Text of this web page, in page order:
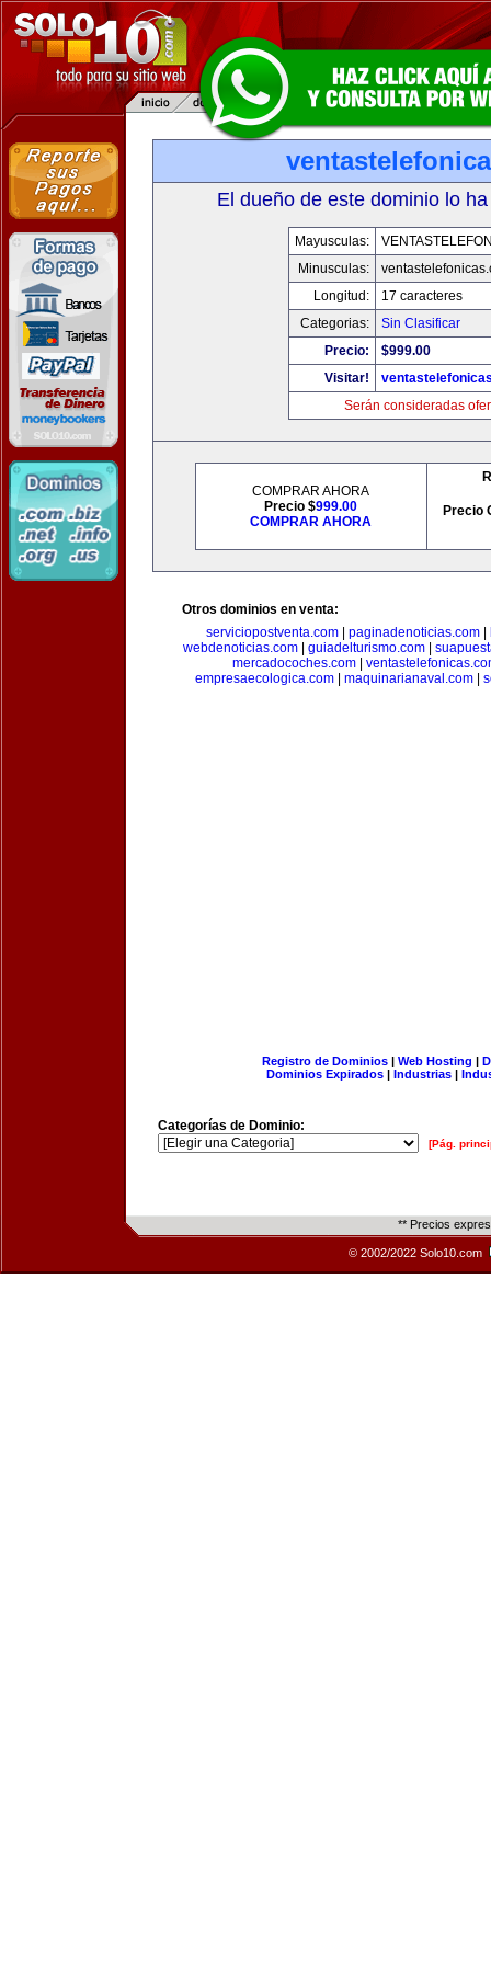
El dueño de este dominio lo
Mayusculas:
Minusculas:
Longitud:
17 caracteres
Categorias:
Sin Clasificar
Precio:
$999.00
Visitar!
Serán consideradas
COMPRAR AHORA
Precio $999.00
COMPRAR AHORA
Precio
Otros dominios en venta:
serviciopostventa.com
paginadenoticias.com
webdenoticias.com
guiadelturismo.com
mercadocoches.com|
empresaecologica.com| maquinarianaval.com|
Registro de Dominios| Web Hosting |
Dominios Expirados | Industrias |
Categorías de Dominio:
[Pág.
** Precios
© 2002/2022 Solo10.com